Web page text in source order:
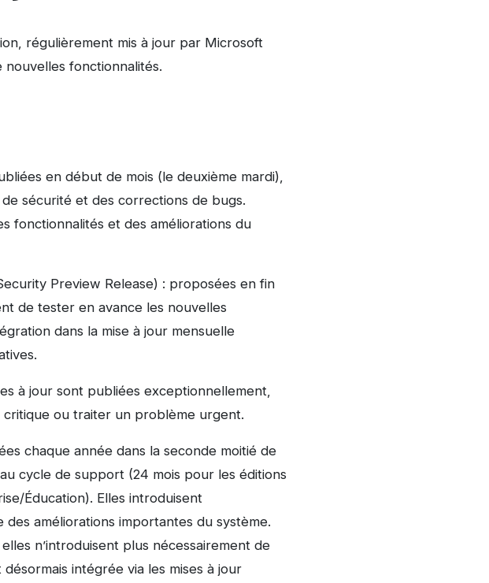
régulièrement mis à jour par Microsoft
fonctionnalités.
en début de mois (le deuxième mardi),
sécurité et des corrections de bugs.
fonctionnalités et des améliorations du
Preview Release) : proposées en fin
de tester en avance les nouvelles
dans la mise à jour mensuelle
à jour sont publiées exceptionnellement,
ou traiter un problème urgent.
chaque année dans la seconde moitié de
cycle de support (24 mois pour les éditions
Éducation). Elles introduisent
améliorations importantes du système.
n’introduisent plus nécessairement de
intégrée via les mises à jour